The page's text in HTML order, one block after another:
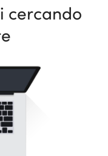
cercando